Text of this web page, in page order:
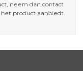
neem dan contact
product aanbiedt.